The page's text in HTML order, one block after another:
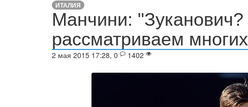
ИТАЛИЯ
Манчини:
рассматриваем
2 мая 2015 17:28, 0 1402